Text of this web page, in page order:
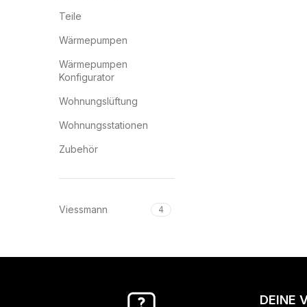
Teile
Wärmepumpen
Wärmepumpen
Konfigurator
Wohnungslüftung
Wohnungsstationen
Zubehör
Viessmann 4
DEINE